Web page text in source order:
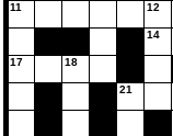
11
17 18
21
12
14